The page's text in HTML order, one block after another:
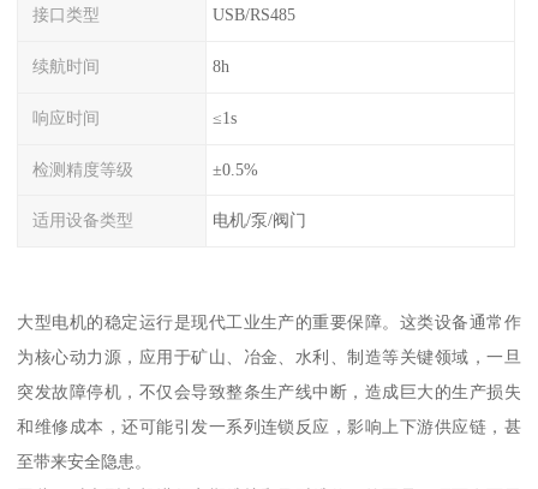
接口类型 USB/RS485
续航时间 8h
响应时间 ≤1s
检测精度等级 ±0.5%
适用设备类型 电机/泵/阀门
大型电机的稳定运行是现代工业生产的重要保障。这类设备通常作
为核心动力源，应用于矿山、冶金、水利、制造等关键领域，一旦
突发故障停机，不仅会导致整条生产线中断，造成巨大的生产损失
和维修成本，还可能引发一系列连锁反应，影响上下游供应链，甚
至带来安全隐患。